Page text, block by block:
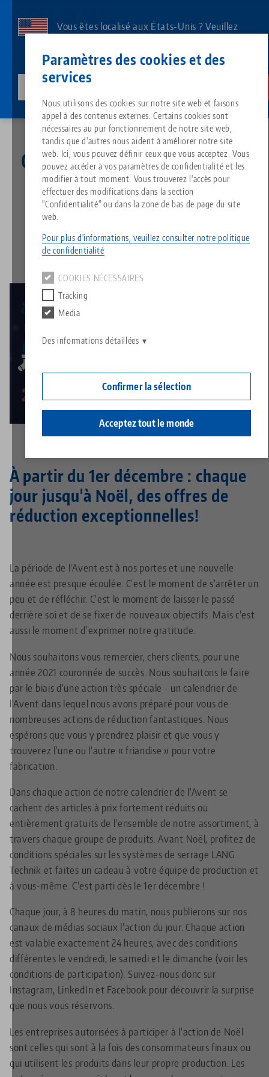
Paramètres des cookies et des
services
Nous utilisons des cookies sur notre site web et faisons
appel à des contenus externes. Certains cookies sont
nécessaires au pur fonctionnement de notre site web,
tandis que d'autres nous aident à améliorer notre site
web. Ici, vous pouvez définir ceux que vous acceptez. Vous
pouvez accéder à vos paramètres de confidentialité et les
modifier à tout moment. Vous trouverez l'accès pour
effectuer des modifications dans la section
"Confidentialité" ou dans la zone de bas de page du site
web.
Pour plus d'informations, veuillez consulter notre politique
de confidentialité
COOKIES NÉCESSAIRES
Tracking
Media
Des informations détaillées
Confirmer la sélection
Acceptez tout le monde
contenu
Vous êtes localisé aux États-Unis ? Veuillez
spécifique à votre pays.
Tout d'une seule source
Technologie de serrage à
Technologie de serrage des
Groupe de produits
Types de produits
Aperçu des produits
À propos de LANG
Philosophie
Innovations
Téléchargements
FAQ
Commande de catalogue
Blog
Actualités
Salons professionnels
Produits assortis
Désolé. Nous n'avons pu trouver aucun résultat.
Vers l'aperçu des produits
Services
Quicklinks
Téléchargements
Downloads
Contact
Breadcrumb
Calendrier de l'Avent LANG
2021
Retour aux Nouvelles
À partir du 1er décembre : chaque
jour jusqu'à Noël, des offres de
réduction exceptionnelles!
La période de l'Avent est à nos portes et une nouvelle
année est presque écoulée. C'est le moment de s'arrêter un
peu et de réfléchir. C'est le moment de laisser le passé
derrière soi et de se fixer de nouveaux objectifs. Mais c'est
aussi le moment d'exprimer notre gratitude.
Nous souhaitons vous remercier, chers clients, pour une
année 2021 couronnée de succès. Nous souhaitons le faire
par le biais d'une action très spéciale - un calendrier de
l'Avent dans lequel nous avons préparé pour vous de
nombreuses actions de réduction fantastiques. Nous
espérons que vous y prendrez plaisir et que vous y
trouverez l'une ou l'autre « friandise » pour votre
fabrication.
Dans chaque action de notre calendrier de l'Avent se
cachent des articles à prix fortement réduits ou
entièrement gratuits de l'ensemble de notre assortiment, à
travers chaque groupe de produits. Avant Noël, profitez de
conditions spéciales sur les systèmes de serrage LANG
Technik et faites un cadeau à votre équipe de production et
à vous-même. C'est parti dès le 1er décembre !
Chaque jour, à 8 heures du matin, nous publierons sur nos
canaux de médias sociaux l'action du jour. Chaque action
est valable exactement 24 heures, avec des conditions
différentes le vendredi, le samedi et le dimanche (voir les
conditions de participation). Suivez-nous donc sur
Instagram, LinkedIn et Facebook pour découvrir la surprise
que nous vous réservons.
Les entreprises autorisées à participer à l'action de Noël
sont celles qui sont à la fois des consommateurs finaux ou
qui utilisent les produits dans leur propre production. Les